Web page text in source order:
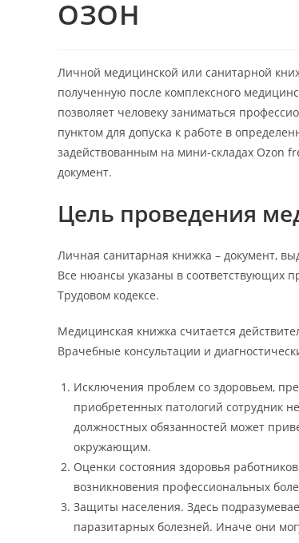
ОЗОН
Личной медицинской или санитарной
полученную после комплексного
позволяет человеку заниматься
пунктом для допуска к работе в
задействованным на мини-складах Ozon
документ.
Цель проведения
Личная санитарная книжка – документ,
Все нюансы указаны в соответствующих
Трудовом кодексе.
Медицинская книжка считается
Врачебные консультации и
Исключения проблем со здоровьем,
приобретенных патологий сотрудник
должностных обязанностей может
окружающим.
Оценки состояния здоровья
возникновения профессиональных
Защиты населения. Здесь
паразитарных болезней. Иначе они